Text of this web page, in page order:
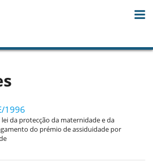
1996
da protecção da maternidade e da
do prémio de assiduidade por